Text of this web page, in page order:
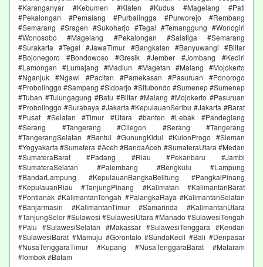
#Karanganyar #Kebumen #Klaten #Kudus #Magelang #Pati
#Pekalongan #Pemalang #Purbalingga #Purworejo #Rembang
#Semarang #Sragen #Sukoharjo #Tegal #Temanggung #Wonogiri
#Wonosobo #Magelang #Pekalongan #Salatiga #Semarang
#Surakarta #Tegal #JawaTimur #Bangkalan #Banyuwangi #Blitar
#Bojonegoro #Bondowoso #Gresik #Jember #Jombang #Kediri
#Lamongan #Lumajang #Madiun #Magetan #Malang #Mojokerto
#Nganjuk #Ngawi #Pacitan #Pamekasan #Pasuruan #Ponorogo
#Probolinggo #Sampang #Sidoarjo #Situbondo #Sumenep #Sumenep
#Tuban #Tulungagung #Batu #Blitar #Malang #Mojokerto #Pasuruan
#Probolinggo #Surabaya #Jakarta #KepulauanSeribu #Jakarta #Barat
#Pusat #Selatan #Timur #Utara #banten #Lebak #Pandeglang
#Serang #Tangerang #Cilegon #Serang #Tangerang
#TangerangSelatan #Bantul #GunungKidul #KulonProgo #Sleman
#Yogyakarta #Sumatera #Aceh #BandaAceh #SumateraUtara #Medan
#SumateraBarat #Padang #Riau #Pekanbaru #Jambi
#SumateraSelatan #Palembang #Bengkulu #Lampung
#BandarLampung #KepulauanBangkaBelitung #PangkalPinang
#KepulauanRiau #TanjungPinang #Kalimatan #KalimantanBarat
#Pontianak #KalimantanTengah #PalangkaRaya #KalimantanSelatan
#Banjarmasin #KalimantanTimur #Samarinda #KalimantanUtara
#TanjungSelor #Sulawesi #SulawesiUtara #Manado #SulawesiTengah
#Palu #SulawesiSelatan #Makassar #SulawesiTenggara #Kendari
#SulawesiBarat #Mamuju #Gorontalo #SundaKecil #Bali #Denpasar
#NusaTenggaraTimur #Kupang #NusaTenggaraBarat #Mataram
#lombok #Batam